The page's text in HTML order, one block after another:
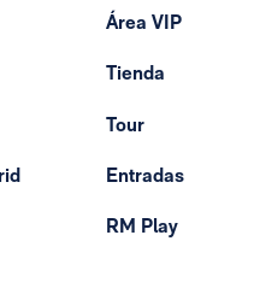
Área VIP
Tienda
Tour
Entradas
RM Play